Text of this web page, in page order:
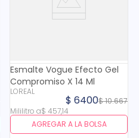
Esmalte Vogue Efecto Gel
Compromiso X 14 Ml
LOREAL
$10.667
$ 6400
Mililitro a$ 457,14
AGREGAR A LA BOLSA